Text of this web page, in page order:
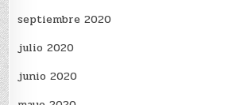
septiembre 2020
julio 2020
junio 2020